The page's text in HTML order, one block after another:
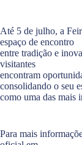
Até 5 de julho, a
espaço de encontro
entre tradição e
visitantes
encontram
consolidando o seu
como uma das mais
Para mais